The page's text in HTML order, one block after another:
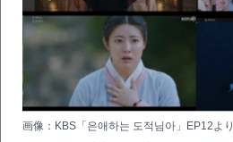
画像：KBS「은애하는 도적님아」EP12より